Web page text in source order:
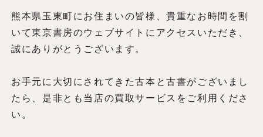
熊本県玉東町にお住まいの皆様、貴重なお時間を割
いて東京書房のウェブサイトにアクセスいただき、
誠にありがとうございます。
お手元に大切にされてきた古本と古書がございまし
たら、是非とも当店の買取サービスをご利用くださ
い。